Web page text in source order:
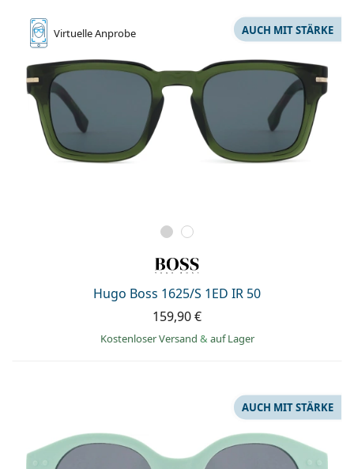
VirtuelleAnprobe
Hugo Boss 1625/S 1ED IR 50
AUCH MIT STÄRKE
159,90 €
Kostenloser Versand & auf Lager
AUCH MIT STÄRKE